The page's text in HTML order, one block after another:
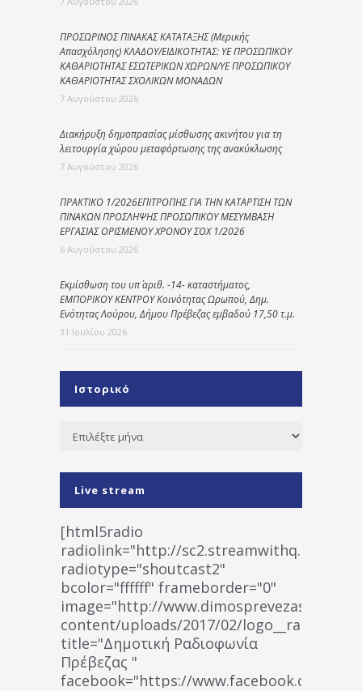
ΠΡΟΣΩΡΙΝΟΣ ΠΙΝΑΚΑΣ ΚΑΤΑΤΑΞΗΣ (Μερικής
Απασχόλησης) ΚΛΑΔΟΥ/ΕΙΔΙΚΟΤΗΤΑΣ: ΥΕ ΠΡΟΣΩΠΙΚΟΥ
ΚΑΘΑΡΙΟΤΗΤΑΣ ΕΣΩΤΕΡΙΚΩΝ ΧΩΡΩΝ/ΥΕ ΠΡΟΣΩΠΙΚΟΥ
ΚΑΘΑΡΙΟΤΗΤΑΣ ΣΧΟΛΙΚΩΝ ΜΟΝΑΔΩΝ
7 Αυγούστου 2026
Διακήρυξη δημοπρασίας μίσθωσης ακινήτου για τη
λειτουργία χώρου μεταφόρτωσης της ανακύκλωσης
7 Αυγούστου 2026
ΠΡΑΚΤΙΚΟ 1/2026ΕΠΙΤΡΟΠΗΣ ΓΙΑ ΤΗΝ ΚΑΤΑΡΤΙΣΗ ΤΩΝ
ΠΙΝΑΚΩΝ ΠΡΟΣΛΗΨΗΣ ΠΡΟΣΩΠΙΚΟΥ ΜΕΣΥΜΒΑΣΗ
ΕΡΓΑΣΙΑΣ ΟΡΙΣΜΕΝΟΥ ΧΡΟΝΟΥ ΣΟΧ 1/2026
6 Αυγούστου 2026
Εκμίσθωση του υπ΄ αριθ. -14- καταστήματος,
ΕΜΠΟΡΙΚΟΥ ΚΕΝΤΡΟΥ Κοινότητας Ωρωπού, Δημ.
Ενότητας Λούρου, Δήμου Πρέβεζας εμβαδού 17,50 τ.μ.
31 Ιουλίου 2026
Ιστορικό
Ιστορικό
Live stream
[html5radio
radiolink="http://
radiotype="shoutcast2"
bcolor="ffffff" frameborder="0"
image="http://www.dimosprevezas.gr/wp-
content/uploads/2017/02/
title="Δημοτική Ραδιοφωνία
Πρέβεζας "
facebook="https://www.facebook.com/